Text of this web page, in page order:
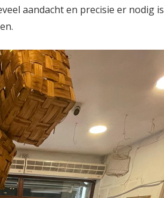
aandacht en precisie er nodig is